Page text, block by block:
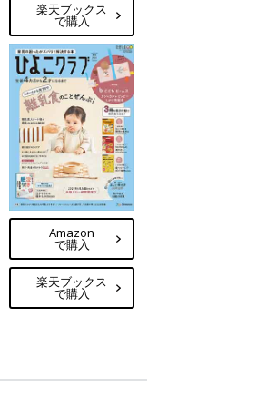
楽天ブックス
で購入
Amazon
で購入
楽天ブックス
で購入